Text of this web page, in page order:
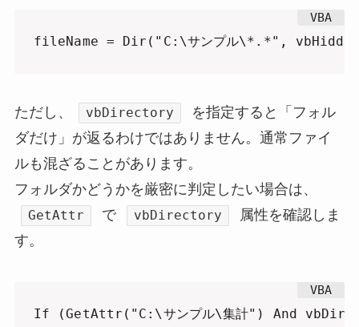
fileName = Dir("C:\サンプル\*.*",
ただし、 vbDirectory
を指定すると「フォル
ダだけ」が返るわけではありません。通常ファイ
ルも混ざることがあります。
フォルダかどうかを厳密に判定したい場合は、
GetAttr で vbDirectory
属性を確認しま
す。
If (GetAttr("C:\サンプル\集計") And